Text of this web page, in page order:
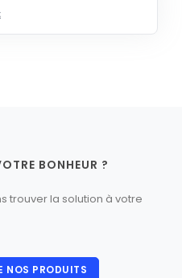
BONHEUR ?
trouver la solution à votre
NOS PRODUITS